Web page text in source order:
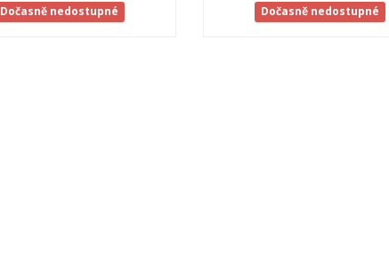
Dočasně nedostupné Dočasně nedostupné